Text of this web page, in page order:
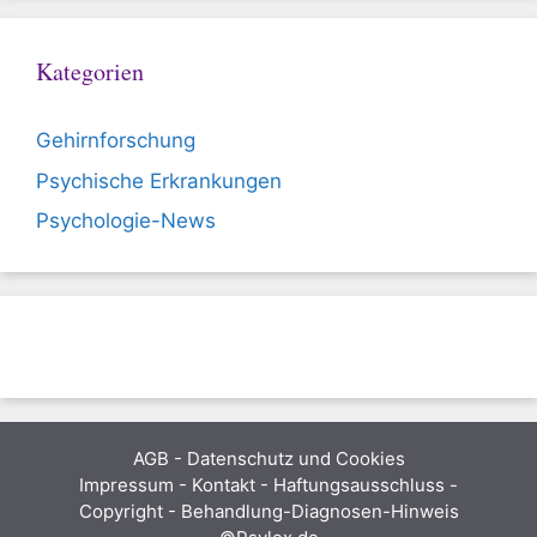
Kategorien
Gehirnforschung
Psychische Erkrankungen
Psychologie-News
AGB - Datenschutz und Cookies
Impressum - Kontakt - Haftungsausschluss -
Copyright - Behandlung-Diagnosen-Hinweis